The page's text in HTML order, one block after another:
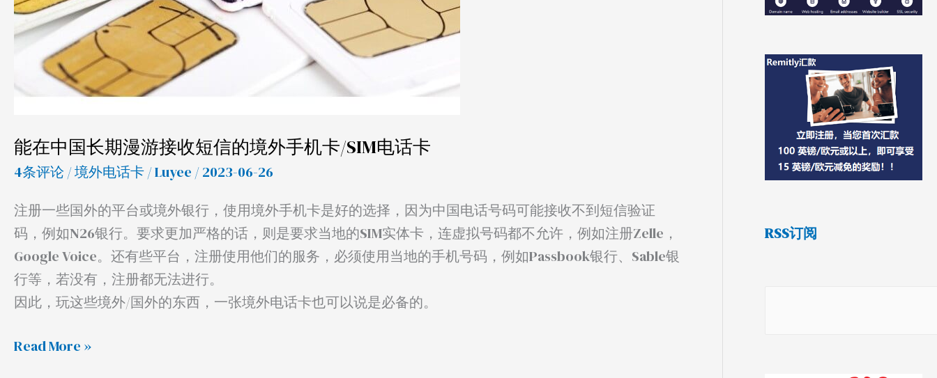
能在中国长期漫游接收短信的境外手机卡/SIM电话卡
4条评论 /境外电话卡/Luyee / 2023-06-26
注册一些国外的平台或境外银行，使用境外手机卡是好的选择，因为中国电话号码可能接收不到短信验证
码，例如N26银行。要求更加严格的话，则是要求当地的SIM实体卡，连虚拟号码都不允许，例如注册Zelle，
Google Voice。还有些平台，注册使用他们的服务，必须使用当地的手机号码，例如Passbook银行、Sable银
行等，若没有，注册都无法进行。
因此，玩这些境外/国外的东西，一张境外电话卡也可以说是必备的。
的
境
电
话
Read More »
RSS订阅